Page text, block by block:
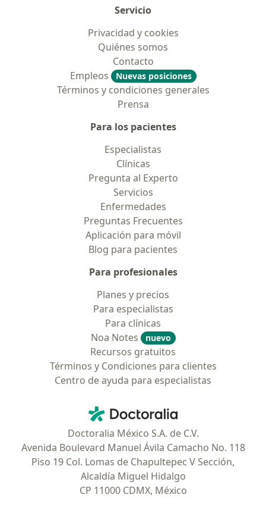
Servicio
Privacidad y cookies
Quiénes somos
Contacto
Empleos
Nuevas posiciones
Términos y condiciones generales
Prensa
Para los pacientes
Especialistas
Clínicas
Pregunta al Experto
Servicios
Enfermedades
Preguntas Frecuentes
Aplicación para móvil
Blog para pacientes
Para profesionales
Planes y precios
Para especialistas
Para clínicas
Noa Notes
nuevo
Recursos gratuitos
Términos y Condiciones para clientes
Centro de ayuda para especialistas
Doctoralia - Página de inicio
Doctoralia México S.A. de C.V.
Avenida Boulevard Manuel Ávila Camacho No. 118
Piso 19 Col. Lomas de Chapultepec V Sección,
Alcaldía Miguel Hidalgo
CP 11000 CDMX, México